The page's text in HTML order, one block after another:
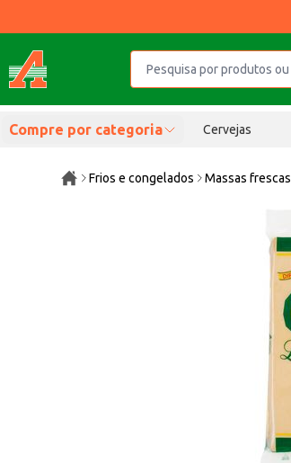
Compre por categoria Cervejas
Frios e congelados Massas frescas